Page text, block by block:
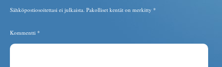
Sähköpostiosoitettasi ei julkaista. Pakolliset kentät on merkitty *
Kommentti *